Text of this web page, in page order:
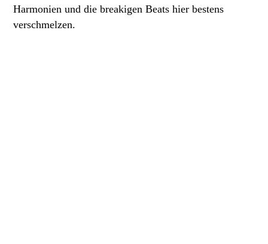
Harmonien und die breakigen Beats hier bestens
verschmelzen.